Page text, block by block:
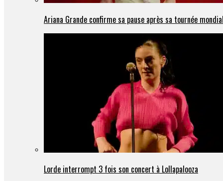
Ariana Grande confirme sa pause après sa tournée
Lorde interrompt 3 fois son concert à Lollapalooza